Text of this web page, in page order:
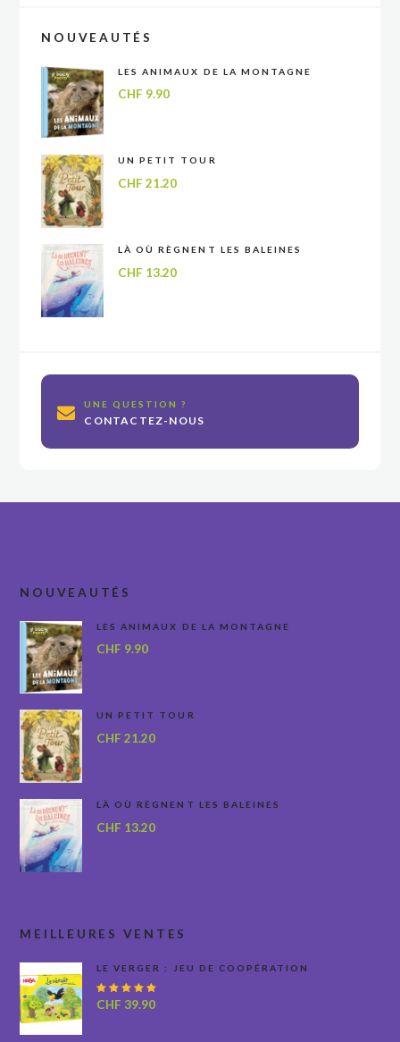
NOUVEAUTÉS
LES ANIMAUX DE LA MONTAGNE
CHF9.90
UN PETIT TOUR
CHF21.20
LÀ OÙ RÈGNENT LES BALEINES
CHF13.20
UNE QUESTION ?
CONTACTEZ-NOUS
NOUVEAUTÉS
LES ANIMAUX DE LA MONTAGNE
CHF 9.90
UN PETIT TOUR
CHF 21.20
LÀ OÙ RÈGNENT LES BALEINES
CHF 13.20
MEILLEURES VENTES
LE VERGER : JEU DE COOPÉRATION
Note
CHF 39.90